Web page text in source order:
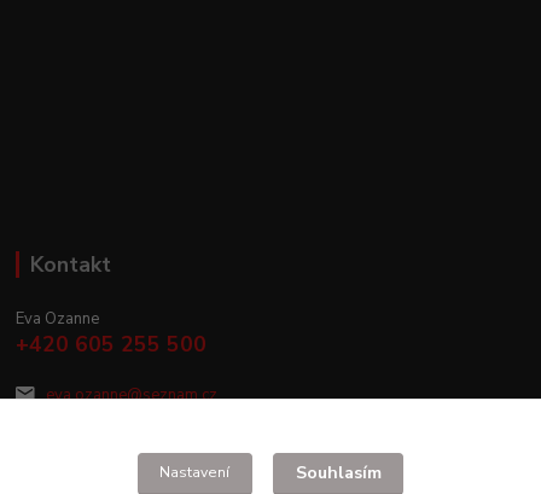
Kontakt
Eva Ozanne
+420 605 255 500
eva.ozanne@seznam.cz
Nastavení Souhlasím